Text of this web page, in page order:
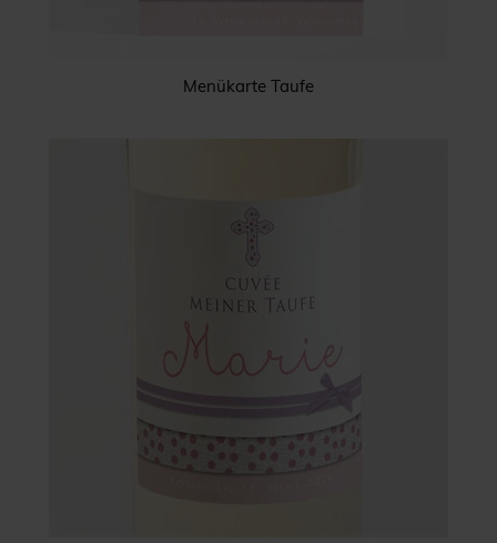
Menükarte Taufe